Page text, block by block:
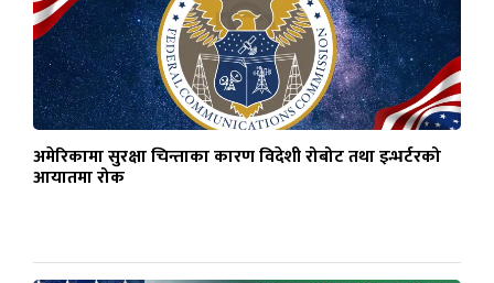
अमेरिकामा सुरक्षा चिन्ताका कारण विदेशी रोबोट तथा इन्भर्टरको
आयातमा रोक